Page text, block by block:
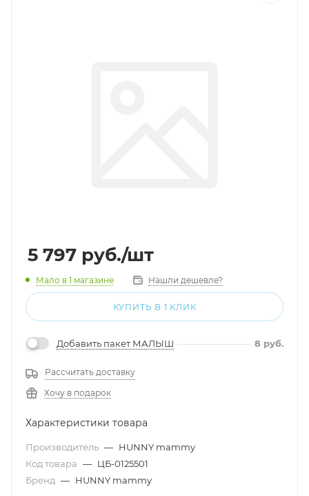
5 797 руб./шт
Мало в 1 магазине Нашли дешевле?
КУПИТЬ В 1 КЛИК
Добавить пакет МАЛЫШ 8 руб.
Рассчитать доставку
Хочу в подарок
Характеристики товара
Производитель — HUNNY mammy
Код товара — ЦБ-0125501
Бренд — HUNNY mammy